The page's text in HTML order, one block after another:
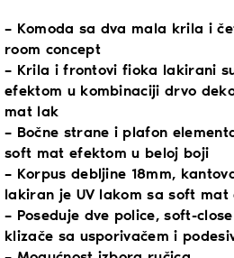
– Komoda sa dva mala krila i
room concept
– Krila i frontovi fioka lakirani
efektom u kombinaciji drvo
mat lak
– Bočne strane i plafon
soft mat efektom u beloj boji
– Korpus debljine 18mm,
lakiran je UV lakom sa soft
– Poseduje dve police, soft-
klizače sa usporivačem i